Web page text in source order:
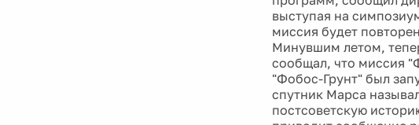
выступая на
миссия будет
Минувшим летом,
сообщал, что миссия
"Фобос-Грунт" был
спутник Марса
постсоветскую